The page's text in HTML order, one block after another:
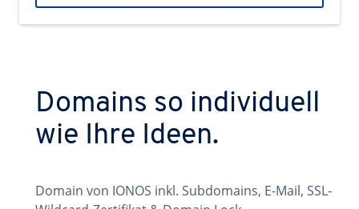
Domains so individuell
wie Ihre Ideen.
Domain von IONOS inkl. Subdomains, E-Mail, SSL-